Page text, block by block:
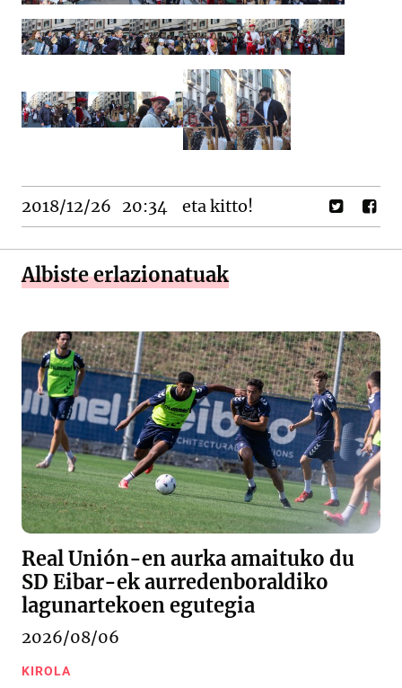
2018/12/26 20:34 eta kitto!
Albiste erlazionatuak
Real Unión-en aurka amaituko du
SD Eibar-ek aurredenboraldiko
lagunartekoen egutegia
2026/08/06
KIROLA